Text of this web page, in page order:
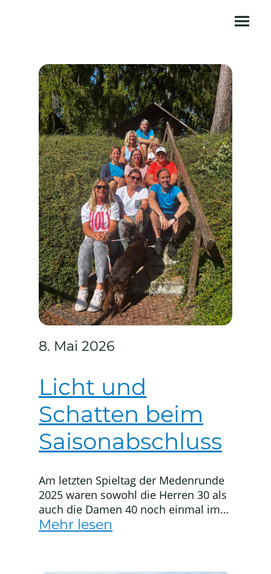
8. Mai 2026
Licht und
Schatten beim
Saisonabschluss
Am letzten Spieltag der Medenrunde
2025 waren sowohl die Herren 30 als
auch die Damen 40 noch einmal im
Einsatz - mit unterschiedlichem
Mehr lesen